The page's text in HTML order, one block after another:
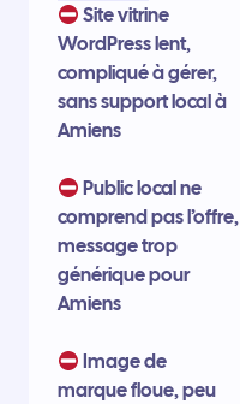
Site vitrine
WordPress lent,
compliqué à gérer,
sans support local à
Amiens
Public local ne
comprend pas l’offre,
message trop
générique pour
Amiens
Image de
marque floue, peu